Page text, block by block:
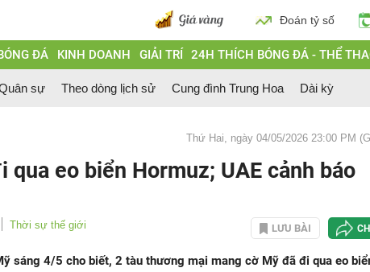
Đoán tỷ số
ĐÁ KINH DOANH GIẢI TRÍ 24H THÍCH BÓNG ĐÁ - THỂ
sự Theo dòng lịch sử Cung đình Trung Hoa Dài kỳ
Thứ Hai, ngày 04/05/2026 23:00 PM
qua eo biển Hormuz; UAE cảnh báo
Thời sự thế giới LƯU BÀI
sáng 4/5 cho biết, 2 tàu thương mại mang cờ Mỹ đã đi qua eo